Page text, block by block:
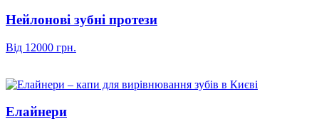
Нейлонові зубні протези
Від 12000 грн.
Елайнери